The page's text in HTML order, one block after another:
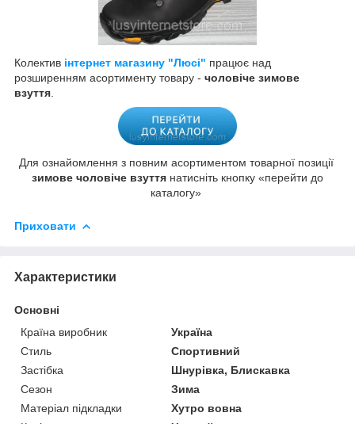
Колектив інтернет магазину "Люсі" працює над
розширенням асортименту товару - чоловіче зимове
взуття
Для ознайомлення з повним асортиментом товарної позиції
зимове чоловіче взуття натисніть кнопку «перейти до
каталогу»
Приховати
Характеристики
Основні
Країна виробник
Україна
Стиль
Спортивний
Застібка
Шнурівка, Блискавка
Сезон
Зима
Матеріал підкладки
Хутро вовна